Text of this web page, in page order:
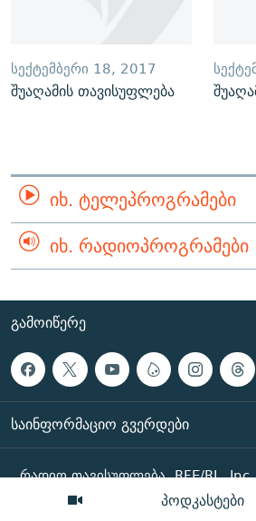
პოდკასტები
ᲡᲔᲥᲢᲔᲛᲑᲔᲠᲘ 18, 2017
შუაღამის თავისუფლება
ᲘᲮ. ᲢᲔᲚᲔᲞᲠᲝᲒᲠᲐᲛᲔᲑᲘ
ᲘᲮ. ᲠᲐᲓᲘᲝᲞᲠᲝᲒᲠᲐᲛᲔᲑᲘ
ᲒᲐᲛᲝᲘᲬᲔᲠᲔ
ᲡᲐᲘᲜᲤᲝᲠᲛᲐᲪᲘᲝ ᲒᲕᲔᲠᲓᲔᲑᲘ
რადიო თავისუფლება, RFE/RL,
დაცულია